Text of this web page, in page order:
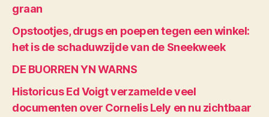
graan
Opstootjes, drugs en poepen tegen een winkel:
het is de schaduwzijde van de Sneekweek
DE BUORREN YN WARNS
Historicus Ed Voigt verzamelde veel
documenten over Cornelis Lely en nu zichtbaar